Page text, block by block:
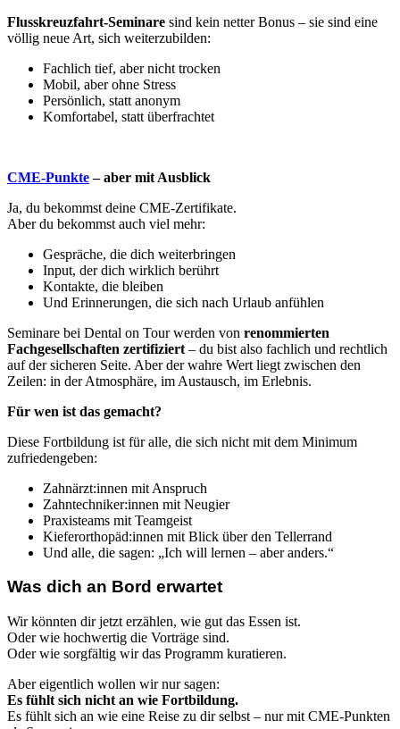
Flusskreuzfahrt-Seminare sind kein netter Bonus – sie sind eine
völlig neue Art, sich weiterzubilden:
Fachlich tief, aber nicht trocken
Mobil, aber ohne Stress
Persönlich, statt anonym
Komfortabel, statt überfrachtet
CME-Punkte – aber mit Ausblick
Ja, du bekommst deine CME-Zertifikate.
Aber du bekommst auch viel mehr:
Gespräche, die dich weiterbringen
Input, der dich wirklich berührt
Kontakte, die bleiben
Und Erinnerungen, die sich nach Urlaub anfühlen
Seminare bei Dental on Tour werden von renommierten
Fachgesellschaften zertifiziert – du bist also fachlich und rechtlich
auf der sicheren Seite. Aber der wahre Wert liegt zwischen den
Zeilen: in der Atmosphäre, im Austausch, im Erlebnis.
Für wen ist das gemacht?
Diese Fortbildung ist für alle, die sich nicht mit dem Minimum
zufriedengeben:
Zahnärzt:innen mit Anspruch
Zahntechniker:innen mit Neugier
Praxisteams mit Teamgeist
Kieferorthopäd:innen mit Blick über den Tellerrand
Und alle, die sagen: „Ich will lernen – aber anders.“
Was dich an Bord erwartet
Wir könnten dir jetzt erzählen, wie gut das Essen ist.
Oder wie hochwertig die Vorträge sind.
Oder wie sorgfältig wir das Programm kuratieren.
Aber eigentlich wollen wir nur sagen:
Es fühlt sich nicht an wie Fortbildung.
Es fühlt sich an wie eine Reise zu dir selbst – nur mit CME-Punkten